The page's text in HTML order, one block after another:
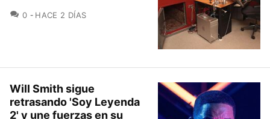
0 COMENTARIOS
HACE 2 DÍAS
Will Smith sigue
retrasando 'Soy Leyenda
2' y une fuerzas en su